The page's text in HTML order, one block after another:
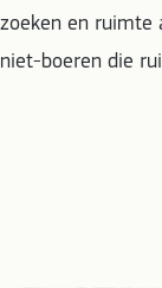
zoeken en ruimte
niet-boeren die